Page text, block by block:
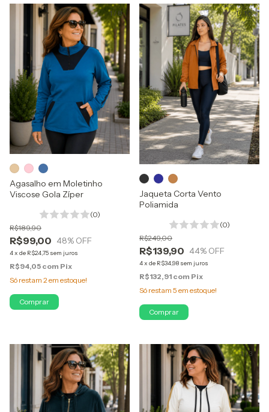
1/8
Agasalho em Moletinho
Viscose Gola Zíper
(0)
R$99,00
R$189,90
48% OFF
4x de R$24,75 sem juros
R$94,05 com Pix
Só restam 2 em estoque!
Comprar
1/ 10
Jaqueta Corta Vento
Poliamida
(0)
R$139,90
R$249,00
44% OFF
4x de R$34,98 sem juros
R$132,91 com Pix
Só restam 5 em estoque!
Comprar
1/ 3 1/3